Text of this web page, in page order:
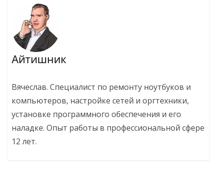
Айтишник
Вячеслав. Специалист по ремонту ноутбуков и
компьютеров, настройке сетей и оргтехники,
установке программного обеспечения и его
наладке. Опыт работы в профессиональной сфере
12 лет.